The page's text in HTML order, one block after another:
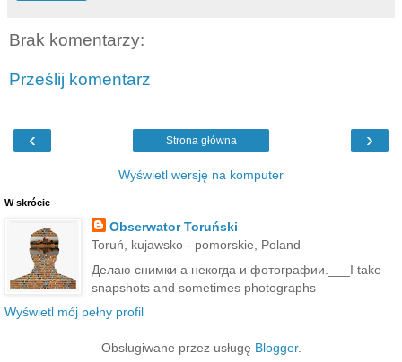
Brak komentarzy:
Prześlij komentarz
‹ ›
Strona główna
Wyświetl wersję na komputer
W skrócie
Obserwator Toruński
Toruń, kujawsko - pomorskie, Poland
Делаю снимки а некогда и фотографии.___I take
snapshots and sometimes photographs
Wyświetl mój pełny profil
Obsługiwane przez usługę Blogger.